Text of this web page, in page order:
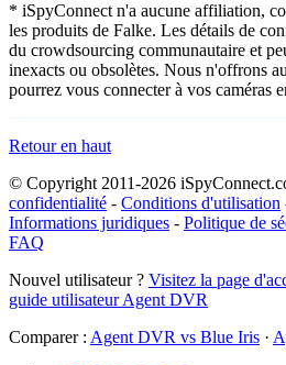
* iSpyConnect n'a aucune affiliation,
les produits de Falke. Les détails de
du crowdsourcing communautaire et
inexacts ou obsolètes. Nous n'offrons
pourrez vous connecter à vos caméras
Retour en haut
© Copyright 2011-2026
confidentialité - Conditions d'utilisation
Informations juridiques - Politique de
FAQ
Nouvel utilisateur ? Visitez la page
guide utilisateur Agent DVR
Comparer : Agent DVR vs Blue Iris ·